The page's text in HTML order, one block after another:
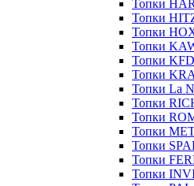
Топки
Топки
Топки
Топки
Топки
Топки
Топки La
Топки
Топки
Топки
Топки
Топки
Топки